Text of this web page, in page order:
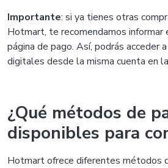
Importante: si ya tienes otras
Hotmart, te recomendamos informar
página de pago. Así, podrás acceder
digitales desde la misma cuenta en
¿Qué métodos de
disponibles para
Hotmart ofrece diferentes métodos